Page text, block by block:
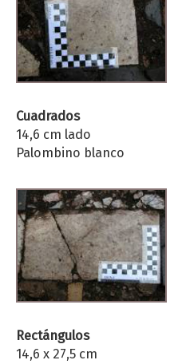
Cuadrados
14,6 cm lado
Palombino blanco
Rectángulos
14,6 x 27,5 cm